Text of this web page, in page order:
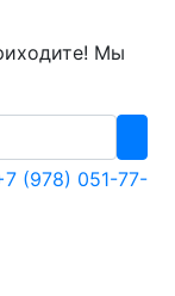
Мы
(978) 051-77-